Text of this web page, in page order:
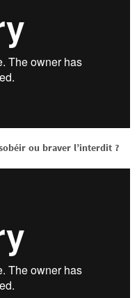
ou braver l’interdit ?